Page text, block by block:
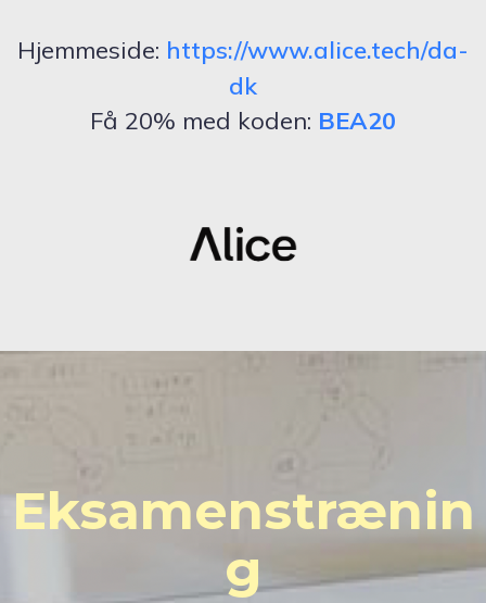
Hjemmeside: https://www.alice.tech/da-
dk
Få 20% med koden: BEA20
Eksamenstrænin
g